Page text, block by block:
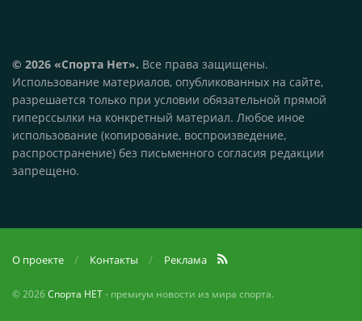
© 2026 «Спорта Нет». Все права защищены.
Использование материалов, опубликованных на сайте,
разрешается только при условии обязательной прямой
гиперссылки на конкретный материал. Любое иное
использование (копирование, воспроизведение,
распространение) без письменного согласия редакции
запрещено.
О проекте Контакты Реклама
© 2026Спорта НЕТ- премиум новости из мира спорта.